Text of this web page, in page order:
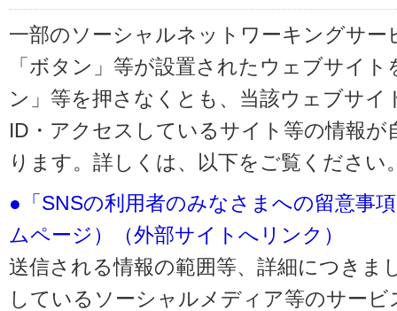
一部のソーシャルネットワーキングサー
「ボタン」等が設置されたウェブサイ
ン」等を押さなくとも、当該ウェブサイ
ID・アクセスしているサイト等の情報
ります。詳しくは、以下をご覧ください
●「SNSの利用者のみなさまへの留意事
ムページ）（外部サイトへリンク）
送信される情報の範囲等、詳細につきま
しているソーシャルメディア等のサー